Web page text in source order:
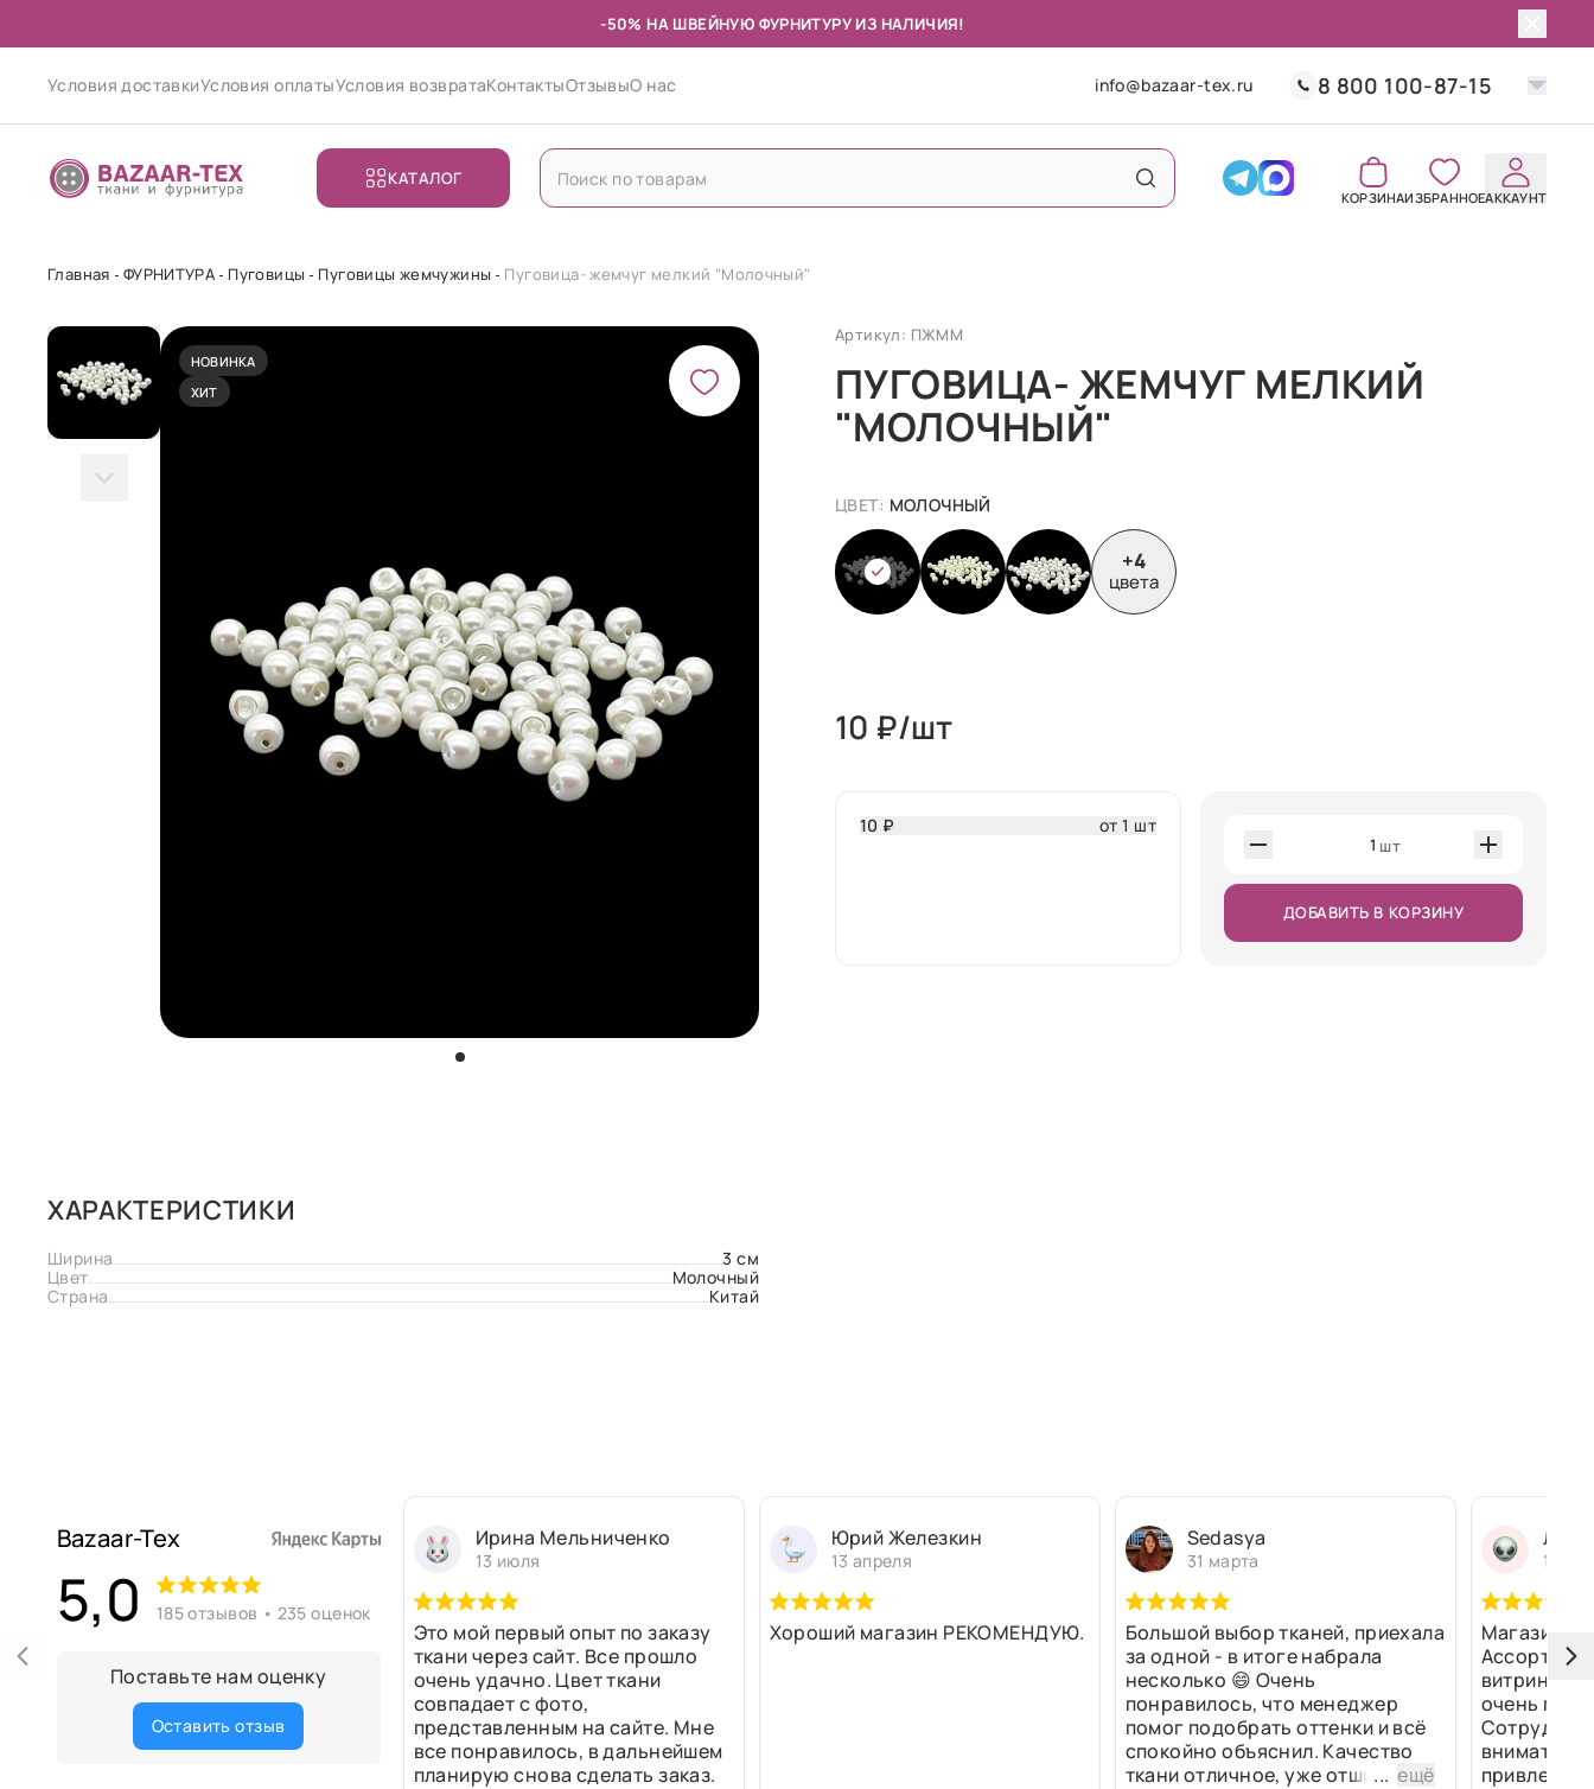
-50% НА ШВЕЙНУЮ ФУРНИТУРУ ИЗ НАЛИЧИЯ!
Условия доставкиУсловия оплатыУсловия возвратаКонтактыОтзывыО нас info@bazaar-tex.ru 8 800 100-87-15
КАТАЛОГ
КОРЗИНАИЗБРАННОЕАККАУНТ
Главная ФУРНИТУРА Пуговицы Пуговицы жемчужины Пуговица- жемчуг мелкий "Молочный"
НОВИНКА
ХИТ
Артикул: ПЖММ
ПУГОВИЦА- ЖЕМЧУГ МЕЛКИЙ
"МОЛОЧНЫЙ"
ЦВЕТ: МОЛОЧНЫЙ
+4
цвета
10 ₽/шт
10 ₽ от 1 шт
1 шт
ДОБАВИТЬ В КОРЗИНУ
ХАРАКТЕРИСТИКИ
Ширина
3 см
Цвет
Молочный
Страна
Китай
Bazaar-Tex
5,0 185 отзывов • 235 оценок
Поставьте нам оценку
Оставить отзыв
Ирина Мельниченко
13 июля
Это мой первый опыт по заказу
ткани через сайт. Все прошло
очень удачно. Цвет ткани
совпадает с фото,
представленным на сайте. Мне
все понравилось, в дальнейшем
планирую снова сделать заказ.
Юрий Железкин
13 апреля
Хороший магазин РЕКОМЕНДУЮ.
Sedasya
31 марта
Большой выбор тканей, приехала
за одной - в итоге набрала
несколько 😄 Очень
понравилось, что менеджер
помог подобрать оттенки и всё
спокойно объяснил. Качество
ткани отличное, уже отшили...ещё
13
Магазин
витринах
очень
привлек